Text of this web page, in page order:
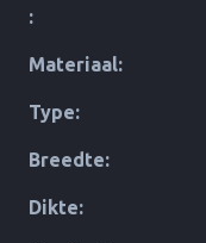
:
Materiaal:
Type:
Breedte:
Dikte: